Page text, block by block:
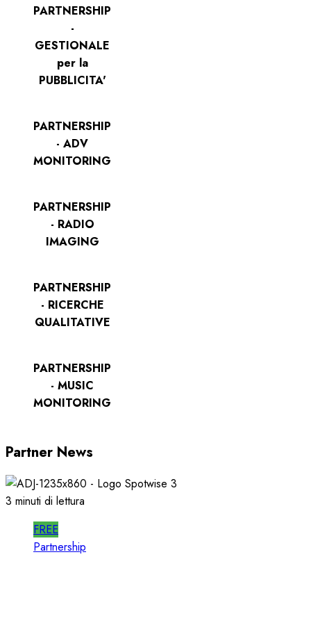
PARTNERSHIP
-
GESTIONALE
per la
PUBBLICITA'
PARTNERSHIP
- ADV
MONITORING
PARTNERSHIP
- RADIO
IMAGING
PARTNERSHIP
- RICERCHE
QUALITATIVE
PARTNERSHIP
- MUSIC
MONITORING
Partner News
3 minuti di lettura
FREE
Partnership